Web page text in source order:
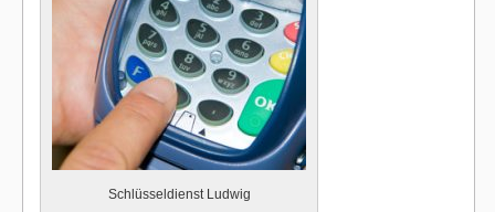
Schlüsseldienst Ludwig